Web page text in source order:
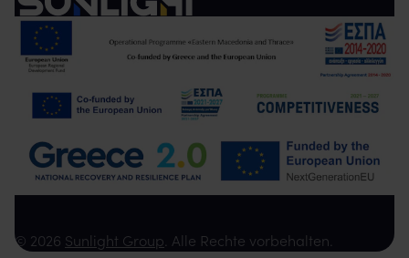
© 2026 Sunlight Group. Alle Rechte vorbehalten.